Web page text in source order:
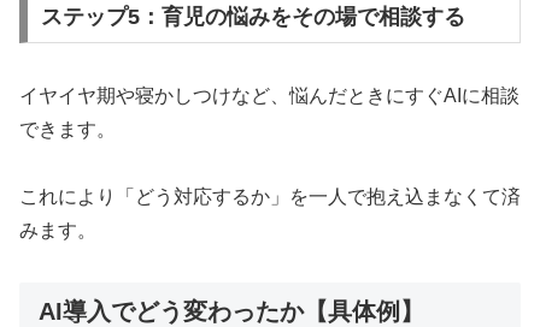
ステップ5：育児の悩みをその場で相談する
イヤイヤ期や寝かしつけなど、悩んだときにすぐAIに相談
できます。
これにより「どう対応するか」を一人で抱え込まなくて済
みます。
AI導入でどう変わったか【具体例】